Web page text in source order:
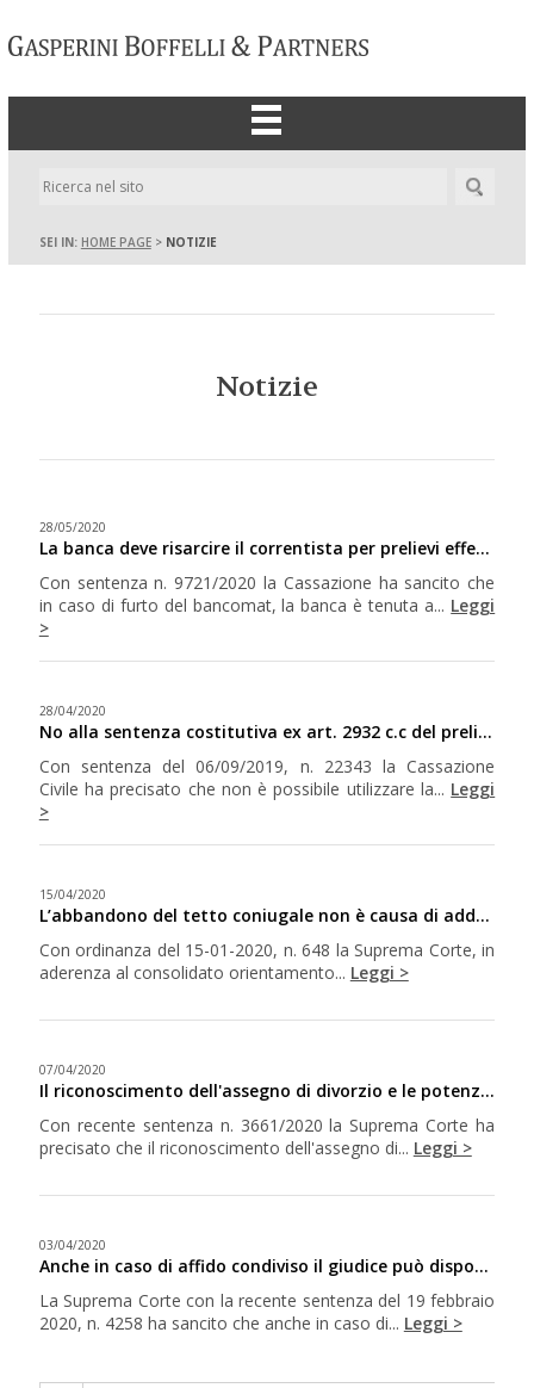
Home
Lo studio
SEI IN: HOME PAGE> NOTIZIE
Notizie
28/05/2020
La banca deve risarcire il correntista per prelievi effettuati da terzi prima della denuncia del furto del bancomat
Con sentenza n. 9721/2020 la Cassazione ha sancito che
in caso di furto del bancomat, la banca è tenuta a... Leggi
>
28/04/2020
No alla sentenza costitutiva ex art. 2932 c.c del preliminare sottoposto a condizione
Con sentenza del 06/09/2019, n. 22343 la Cassazione
Civile ha precisato che non è possibile utilizzare la... Leggi
>
15/04/2020
L’abbandono del tetto coniugale non è causa di addebito della separazione se è conseguenza della crisi
Con ordinanza del 15-01-2020, n. 648 la Suprema Corte, in
aderenza al consolidato orientamento... Leggi >
07/04/2020
Il riconoscimento dell'assegno di divorzio e le potenzialità professionali dell'ex coniuge
Con recente sentenza n. 3661/2020 la Suprema Corte ha
precisato che il riconoscimento dell'assegno di... Leggi >
03/04/2020
Anche in caso di affido condiviso il giudice può disporre lo spostamento di residenza di uno dei genitori
La Suprema Corte con la recente sentenza del 19 febbraio
2020, n. 4258 ha sancito che anche in caso di... Leggi >